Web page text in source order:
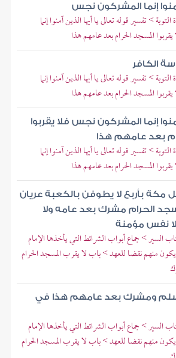
آمنوا إنما المشركون نجس
> تفسير قوله تعالى يا أيها الذين آمنوا إنما
المسجد الحرام بعد عامهم هذا
الكافر
> تفسير قوله تعالى يا أيها الذين آمنوا إنما
المسجد الحرام بعد عامهم هذا
إنما المشركون نجس فلا يقربوا
بعد عامهم هذا
> تفسير قوله تعالى يا أيها الذين آمنوا إنما
المسجد الحرام بعد عامهم هذا
مكة بأربع لا يطوفن بالكعبة عريان
الحرام مشرك بعد عامه ولا
نفس مؤمنة
السير > جماع أبواب الشرائط التي يأخذها الإمام
منهم نقضا للعهد > باب لا يقرب المسجد الحرام
ومشرك بعد عامهم هذا في
السير > جماع أبواب الشرائط التي يأخذها الإمام
منهم نقضا للعهد > باب لا يقرب المسجد الحرام